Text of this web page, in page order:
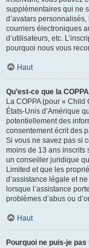
supplémentaires qui ne
d’avatars
courriers électroniques
d’utilisateurs, etc.
pourquoi nous vous
Haut
Qu’est-ce que la
La COPPA (pour «
États-Unis d’Amérique
potentiellement des
consentement écrit des
Si vous ne savez pas si
moins de 13 ans inscrits
un conseiller juridique
Limited et que les
d’assistance légale et
lorsque l’assistance
problèmes d’abus ou
Haut
Pourquoi ne puis-je pas